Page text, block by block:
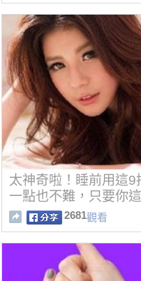
太神奇啦！睡前用這
一點也不難，只要你
2681觀看